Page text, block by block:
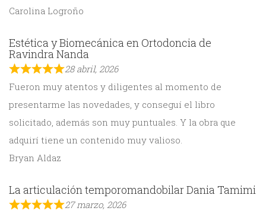
Carolina Logroño
Estética y Biomecánica en Ortodoncia de
Ravindra Nanda
28 abril, 2026
Fueron muy atentos y diligentes al momento de
presentarme las novedades, y conseguí el libro
solicitado, además son muy puntuales. Y la obra que
adquirí tiene un contenido muy valioso.
Bryan Aldaz
La articulación temporomandobilar Dania Tamimi
27 marzo, 2026